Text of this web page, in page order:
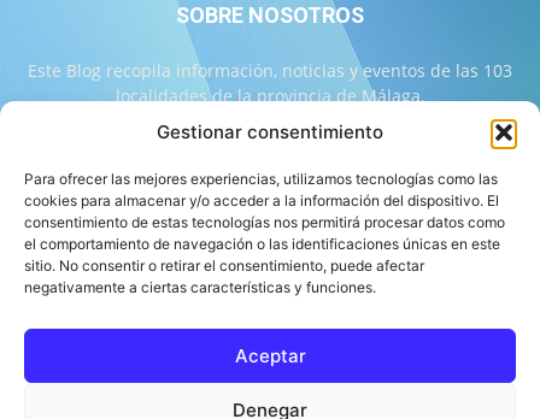
Gestionar consentimiento
Para ofrecer las mejores experiencias, utilizamos tecnologías como las
cookies para almacenar y/o acceder a la información del dispositivo. El
consentimiento de estas tecnologías nos permitirá procesar datos como
el comportamiento de navegación o las identificaciones únicas en este
sitio. No consentir o retirar el consentimiento, puede afectar
negativamente a ciertas características y funciones.
Aceptar
Denegar
SOBRE NOSOTROS
Este Blog recopila información, noticias y eventos de las 103
localidades de la provincia de Málaga.
Contáctanos:info@103malaga.com
SÍGUENOS
Equipo de 103 Málaga